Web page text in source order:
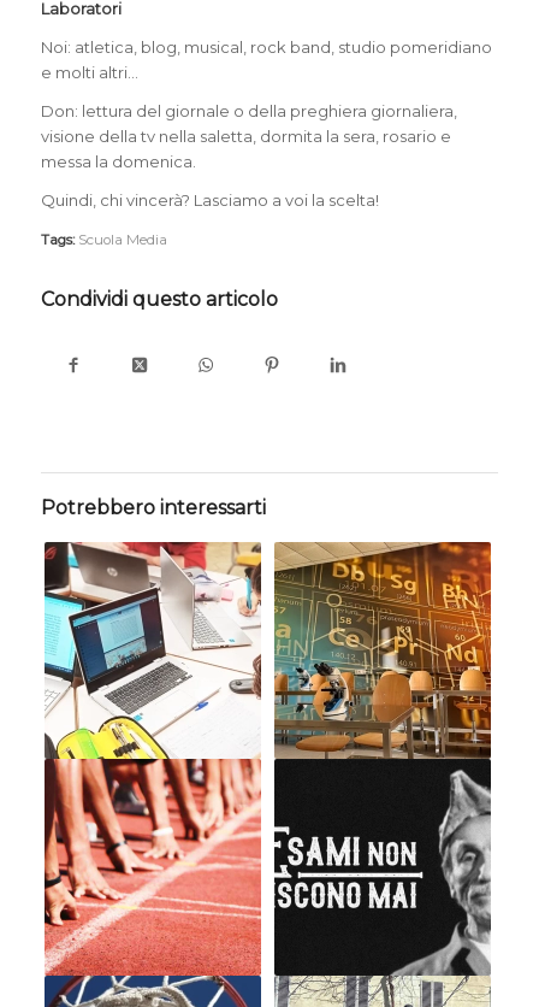
Laboratori
Noi: atletica, blog, musical, rock band, studio pomeridiano
e molti altri…
Don: lettura del giornale o della preghiera giornaliera,
visione della tv nella saletta, dormita la sera, rosario e
messa la domenica.
Quindi, chi vincerà? Lasciamo a voi la scelta!
Tags: Scuola Media
Condividi questo articolo
Potrebbero interessarti